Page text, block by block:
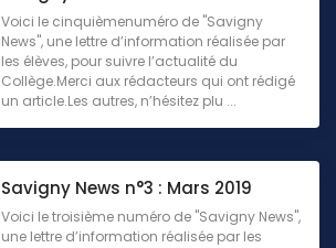
Voici le cinquièmenuméro de "Savigny
News", une lettre d’information réalisée par
les élèves, pour suivre l’actualité du
Collège.Merci aux rédacteurs qui ont rédigé
un article.Les autres, n’hésitez plu ...
Savigny News n°3 : Mars 2019
Voici le troisième numéro de "Savigny News",
une lettre d’information réalisée par les